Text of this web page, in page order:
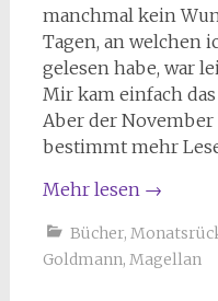
manchmal kein
Tagen, an welchen
gelesen habe, war
Mir kam einfach
Aber der
bestimmt mehr
Mehr lesen →
Bücher,
Goldmann, Magellan